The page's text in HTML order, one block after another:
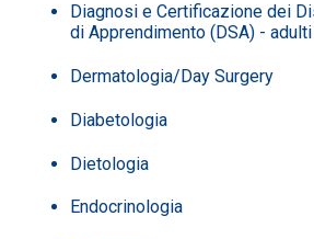
Diagnosi e Certificazione dei
di Apprendimento (DSA) - adulti
Dermatologia/Day Surgery
Diabetologia
Dietologia
Endocrinologia